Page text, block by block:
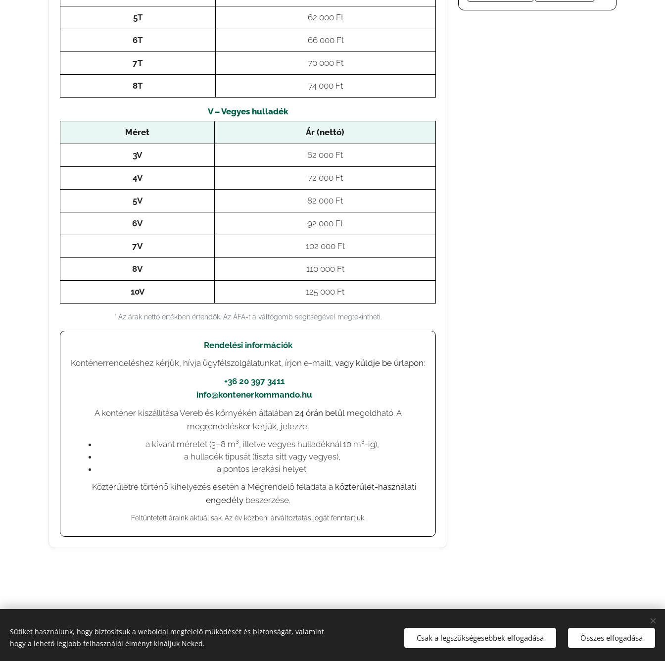
5T 62 000 Ft
6T 66 000 Ft
7T 70 000 Ft
8T 74 000 Ft
V – Vegyes hulladék
Méret Ár (nettó)
3V 62 000 Ft
4V 72 000 Ft
5V 82 000 Ft
6V 92 000 Ft
7V 102 000 Ft
8V 110 000 Ft
10V 125 000 Ft
* Az árak nettó értékben értendők. Az ÁFA-t a váltógomb segítségével megtekintheti.
Rendelési információk
Konténerrendeléshez kérjük, hívja ügyfélszolgálatunkat, írjon e-mailt, vagy küldje be űrlapon:
+36 20 397 3411
info@kontenerkommando.hu
A konténer kiszállítása Vereb és környékén általában 24 órán belülmegoldható. A
megrendeléskor kérjük, jelezze:
a kívánt méretet (3–8 m³, illetve vegyes hulladéknál 10 m³-ig),
a hulladék típusát (tiszta sitt vagy vegyes),
a pontos lerakási helyet.
⚠️ Közterületre történő kihelyezés esetén a Megrendelő feladata a közterület-használati
engedélybeszerzése.
Feltüntetett áraink aktuálisak. Az év közbeni árváltoztatás jogát fenntartjuk.
Sütiket használunk, hogy biztosítsuk a weboldal megfelelő működését és biztonságát, valamint
hogy a lehető legjobb felhasználói élményt kínáljuk Neked.
Csak a legszükségesebbek elfogadása Összes elfogadása